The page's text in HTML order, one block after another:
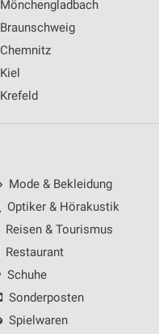
Mönchengladbach
Braunschweig
Chemnitz
Kiel
Krefeld
Mode & Bekleidung
Optiker & Hörakustik
Reisen & Tourismus
Restaurant
Schuhe
Sonderposten
Spielwaren